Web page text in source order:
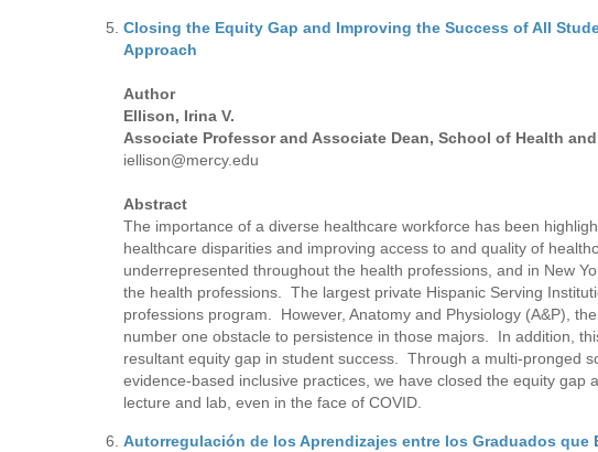
Closing the Equity Gap and Improving the Success of All
Approach
Author
Ellison, Irina V.
Associate Professor and Associate Dean, School of Health
iellison@mercy.edu
Abstract
The importance of a diverse healthcare workforce has been
healthcare disparities and improving access to and quality of
underrepresented throughout the health professions, and in New
the health professions. The largest private Hispanic Serving
professions program. However, Anatomy and Physiology (A&P),
number one obstacle to persistence in those majors. In addition,
resultant equity gap in student success. Through a multi-pronged
evidence-based inclusive practices, we have closed the equity
lecture and lab, even in the face of COVID.
Autorregulación de los Aprendizajes entre los Graduados